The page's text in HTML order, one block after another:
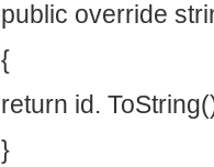
public override
{
return id.
}